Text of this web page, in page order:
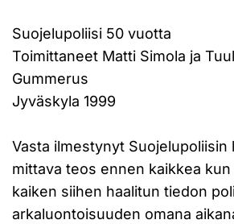
Suojelupoliisi 50 vuotta
Toimittaneet Matti Simola ja
Gummerus
Jyväskyla 1999
Vasta ilmestynyt Suojelupoliisin
mittava teos ennen kaikkea
kaiken siihen haalitun tiedon
arkaluontoisuuden omana